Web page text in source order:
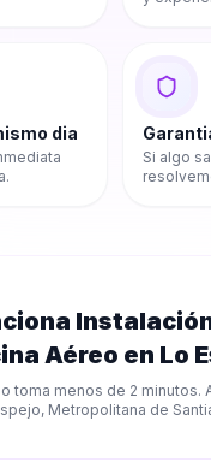
dia
Si algo
Aéreo en Lo
toma menos de 2 minutos.
, Metropolitana de